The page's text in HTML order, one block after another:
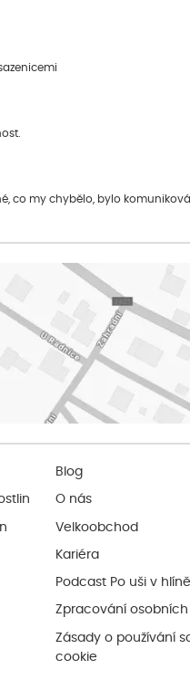
co my chybělo, bylo
Blog
O nás
Velkoobchod
Kariéra
Podcast Po uši v hlíně
Zpracování
Zásady o používání
cookie